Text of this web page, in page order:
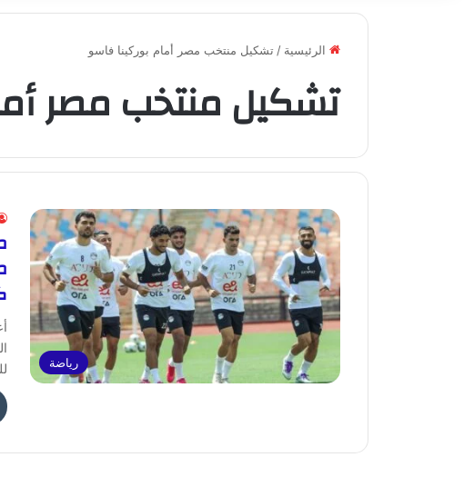
الرئيسية / تشكيل منتخب مصر أمام بوركينا فاسو
تشكيل منتخب مصر
رياضة